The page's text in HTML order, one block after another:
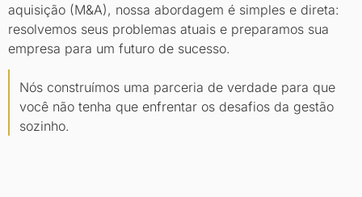
aquisição (M&A), nossa abordagem é simples e direta:
resolvemos seus problemas atuais e preparamos sua
empresa para um futuro de sucesso.
Nós construímos uma parceria de verdade para que
você não tenha que enfrentar os desafios da gestão
sozinho.